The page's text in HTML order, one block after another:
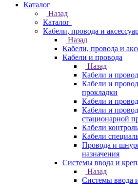
Каталог
Назад
Каталог
Кабели, провода и
Назад
Кабели, провода и
Кабели и провода
Назад
Кабели и
Кабели и
прокладки
Кабели и
Кабели и
стационарной
Кабели
Кабели
Провода и
назначения
Системы ввода и
Назад
Системы ввода